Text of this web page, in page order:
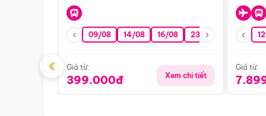
09/08 14/08 16/08 23/08 30/08
Giá từ:
399.000đ Xem chi tiết
Giá từ:
‹